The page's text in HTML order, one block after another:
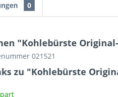
0
"Kohlebürste
021521
zu "Kohlebürste